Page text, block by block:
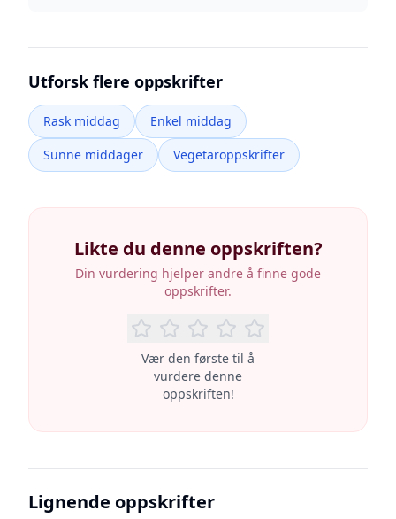
Utforsk flere oppskrifter
Rask middag
Enkel middag
Sunne middager
Vegetaroppskrifter
Likte du denne oppskriften?
Din vurdering hjelper andre å finne gode
oppskrifter.
Vær den første til å
vurdere denne
oppskriften!
Lignende oppskrifter